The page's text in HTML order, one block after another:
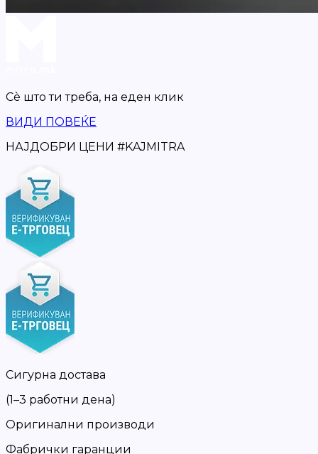
Сè што ти треба, на еден клик
ВИДИ ПОВЕЌЕ
НАЈДОБРИ ЦЕНИ #KAJMITRA
Сигурна достава
(1–3 работни дена)
Оригинални производи
Фабрички гаранции